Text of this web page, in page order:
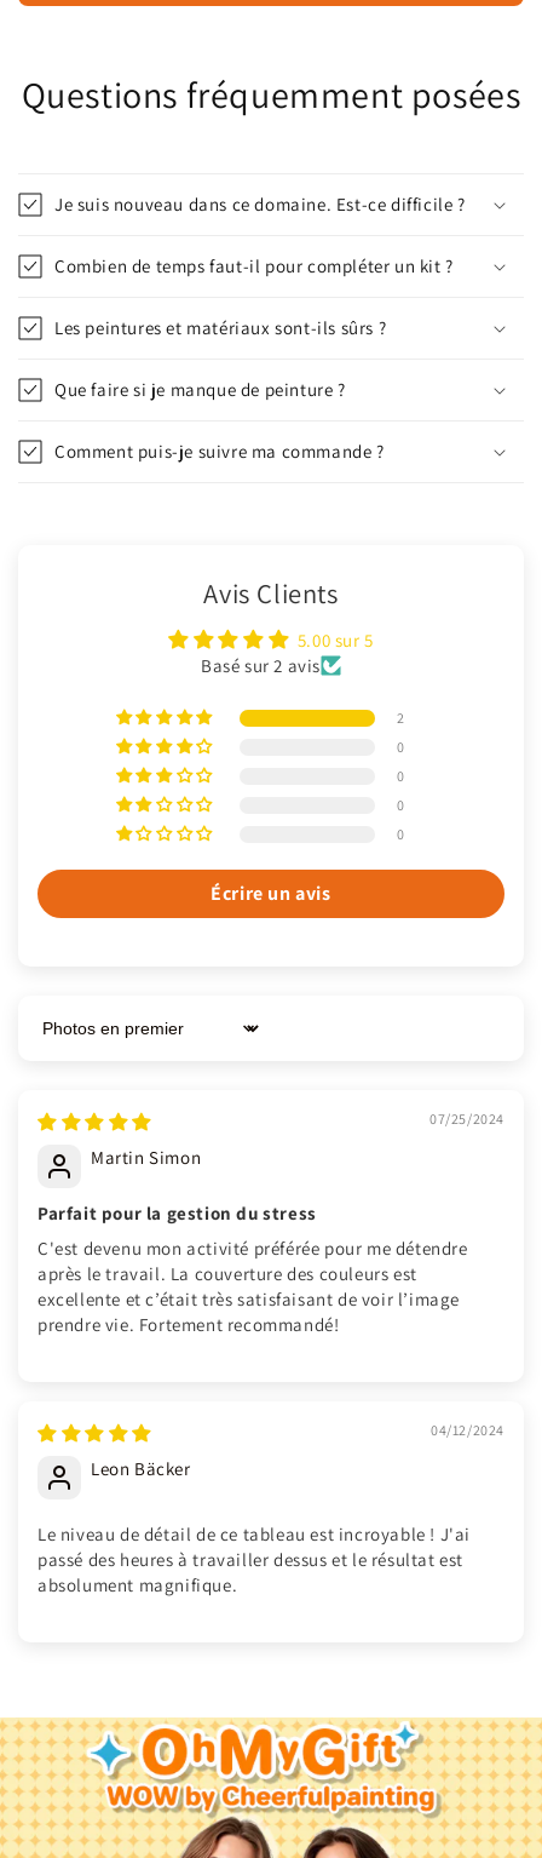
Questions fréquemment posées
Je suis nouveau dans ce domaine. Est-ce difficile ?
Combien de temps faut-il pour compléter un kit ?
Les peintures et matériaux sont-ils sûrs ?
Que faire si je manque de peinture ?
Comment puis-je suivre ma commande ?
Avis Clients
5.00 sur 5
Basé sur 2 avis
2
0
0
0
0
Écrire un avis
Sort by
07/25/2024
Martin Simon
Parfait pour la gestion du stress
C'est devenu mon activité préférée pour me détendre
après le travail. La couverture des couleurs est
excellente et c’était très satisfaisant de voir l’image
prendre vie. Fortement recommandé!
04/12/2024
Leon Bäcker
Le niveau de détail de ce tableau est incroyable ! J'ai
passé des heures à travailler dessus et le résultat est
absolument magnifique.